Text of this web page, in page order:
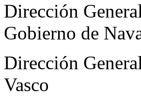
Dirección
Gobierno de
Dirección
Vasco